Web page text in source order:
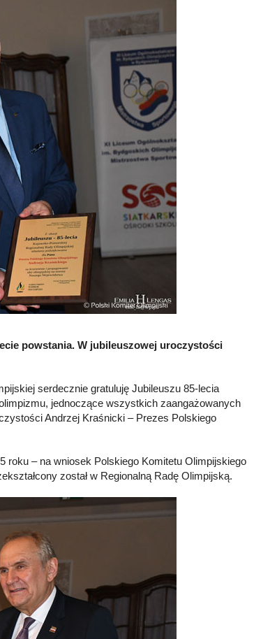
powstania. W jubileuszowej uroczystości
serdecznie gratuluję Jubileuszu 85-lecia
jednoczące wszystkich zaangażowanych
Andrzej Kraśnicki – Prezes Polskiego
roku – na wniosek Polskiego Komitetu Olimpijskiego
został w Regionalną Radę Olimpijską.